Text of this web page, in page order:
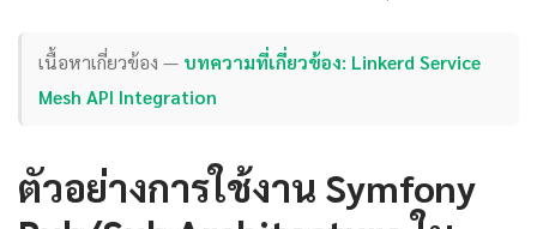
เนื้อหาเกี่ยวข้อง — บทความที่เกี่ยวข้อง: Linkerd Service
Mesh API Integration
ตัวอย่างการใช้งาน Symfony